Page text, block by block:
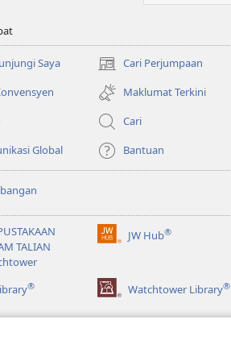
Saya Cari Perjumpaan
(membuka
tetingkap
baharu)
Maklumat Terkini
Cari
Global
Bantuan
TALIAN
JW Hub®
(membuka
® Watchtower Library®